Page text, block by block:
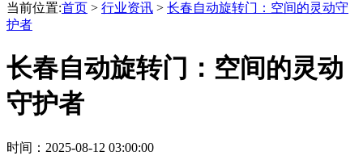
当前位置:首页 > 行业资讯 > 长春自动旋转门：空间的灵动守
护者
长春自动旋转门：空间的灵动
守护者
时间：2025-08-12 03:00:00